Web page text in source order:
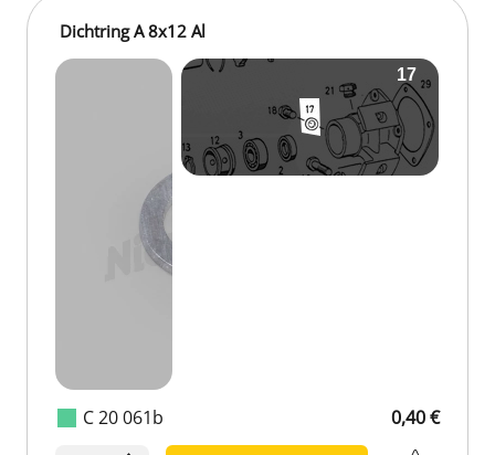
C 20 061b
Dichtring A 8x12 Al
0,40 €